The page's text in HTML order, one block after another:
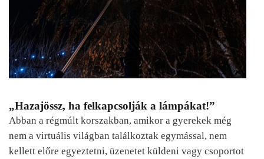
„Hazajössz, ha felkapcsolják a lámpákat!”
Abban a régmúlt korszakban, amikor a gyerekek még
nem a virtuális világban találkoztak egymással, nem
kellett előre egyeztetni, üzenetet küldeni vagy csoportot